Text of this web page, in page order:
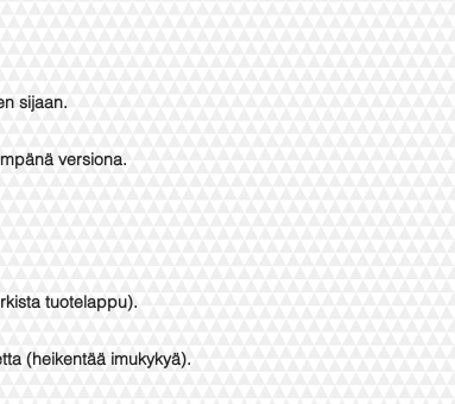
sijaan.
versiona.
tuotelappu).
(heikentää imukykyä).